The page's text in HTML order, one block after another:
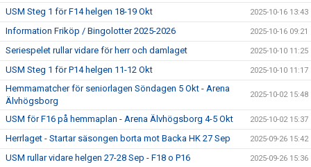
USM Steg 1 för F14 helgen 18-19 Okt 2025-10-16 13:43
Information Friköp / Bingolotter 2025-2026 2025-10-16 09:21
Seriespelet rullar vidare för herr och damlaget 2025-10-10 11:25
USM Steg 1 för P14 helgen 11-12 Okt 2025-10-10 11:17
Hemmamatcher för seniorlagen Söndagen 5 Okt - Arena
Älvhögsborg
2025-10-02 15:48
USM för F16 på hemmaplan - Arena Älvhögsborg 4-5 Okt 2025-10-02 15:37
Herrlaget - Startar säsongen borta mot Backa HK 27 Sep 2025-09-26 15:42
USM rullar vidare helgen 27-28 Sep - F18 o P16 2025-09-26 15:36